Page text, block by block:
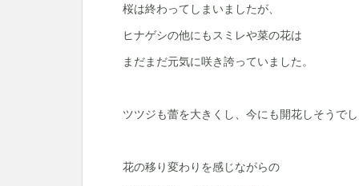
桜は終わってしまいましたが、
ヒナゲシの他にもスミレや菜の花は
まだまだ元気に咲き誇っていました。
ツツジも蕾を大きくし、今にも開花しそうでし
花の移り変わりを感じながらの